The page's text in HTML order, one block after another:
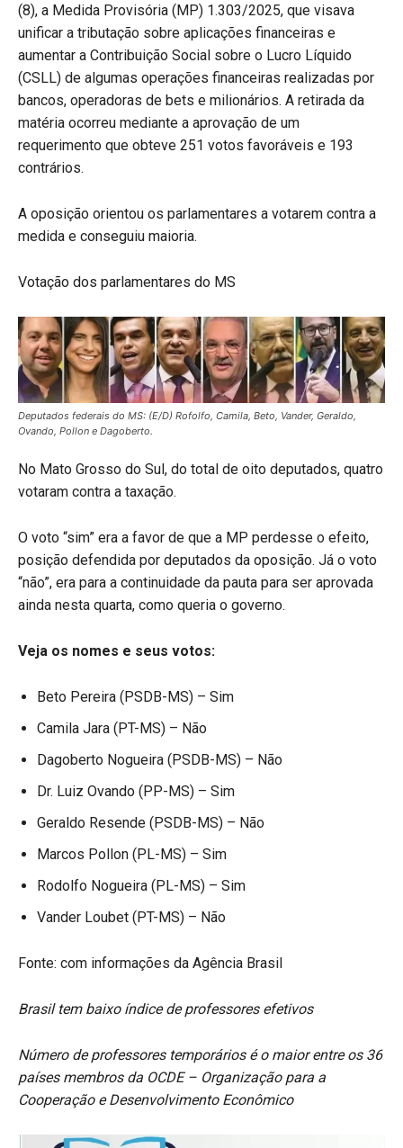
(8), a Medida Provisória (MP) 1.303/2025, que visava
unificar a tributação sobre aplicações financeiras e
aumentar a Contribuição Social sobre o Lucro Líquido
(CSLL) de algumas operações financeiras realizadas por
bancos, operadoras de bets e milionários. A retirada da
matéria ocorreu mediante a aprovação de um
requerimento que obteve 251 votos favoráveis e 193
contrários.
A oposição orientou os parlamentares a votarem contra a
medida e conseguiu maioria.
Votação dos parlamentares do MS
Deputados federais do MS: (E/D) Rofolfo, Camila, Beto, Vander, Geraldo,
Ovando, Pollon e Dagoberto.
No Mato Grosso do Sul, do total de oito deputados, quatro
votaram contra a taxação.
O voto “sim” era a favor de que a MP perdesse o efeito,
posição defendida por deputados da oposição. Já o voto
“não”, era para a continuidade da pauta para ser aprovada
ainda nesta quarta, como queria o governo.
Veja os nomes e seus votos:
Beto Pereira (PSDB-MS) – Sim
Camila Jara (PT-MS) – Não
Dagoberto Nogueira (PSDB-MS) – Não
Dr. Luiz Ovando (PP-MS) – Sim
Geraldo Resende (PSDB-MS) – Não
Marcos Pollon (PL-MS) – Sim
Rodolfo Nogueira (PL-MS) – Sim
Vander Loubet (PT-MS) – Não
Fonte: com informações da Agência Brasil
Brasil tem baixo índice de professores efetivos
Número de professores temporários é o maior entre os 36
países membros da OCDE – Organização para a
Cooperação e Desenvolvimento Econômico